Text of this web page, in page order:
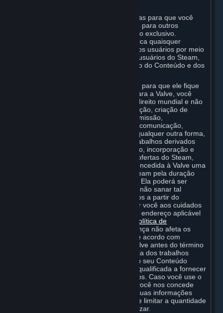
O Steam oferece interface e ferramentas para que você
possa gerar conteúdo e disponibilizá-lo para outros
usuários e/ou para a Valve a seu critério exclusivo.
"Conteúdo Gerado pelo Usuário" significa quaisquer
informações disponibilizadas para outros usuários por meio
do uso de funcionalidades para vários usuários do Steam,
ou à Valve ou às suas afiliadas pelo uso do Conteúdo e dos
Ao fazer upload do conteúdo no Steam para que ele fique
disponível para outros usuários e/ou para a Valve, você
concede à Valve e às suas afiliadas o direito mundial e não
exclusivo de uso, reprodução, modificação, criação de
trabalhos derivados, distribuição, transmissão,
transcodificação, conversão, difusão e comunicação,
apresentação e execução pública, de qualquer outra forma,
do Conteúdo Gerado pelo Usuário e trabalhos derivados
dele, para fins de operação, distribuição, incorporação e
promoção do serviço, jogos ou outras ofertas do Steam,
incluindo assinaturas. Esta licença é concedida à Valve uma
vez que o conteúdo é carregado no Steam pela duração
dos direitos de propriedade intelectual. Ela poderá ser
rescindida se a Valve violar a licença e não sanar tal
violação em 14 (quatorze) dias contados a partir do
recebimento da notificação enviada por você aos cuidados
do Departamento Jurídico da Valve, no endereço aplicável
Política de
. A rescisão da referida licença não afeta os
direitos de quaisquer sublicenciados de acordo com
qualquer sublicença concedida pela Valve antes do término
da licença. A Valve é a única proprietária dos trabalhos
derivados criados pela Valve a partir do seu Conteúdo
Gerado pelo Usuário e, portanto, está qualificada a fornecer
licenças sobre estes trabalhos derivados. Caso você use o
armazenamento em nuvem da Valve, você nos concede
uma licença para armazenamento de suas informações
como parte desse serviço. A Valve pode limitar a quantidade
de armazenamento que você pode utilizar.